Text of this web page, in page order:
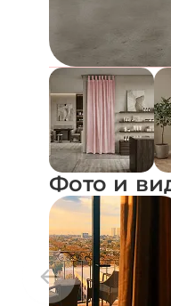
Фото и